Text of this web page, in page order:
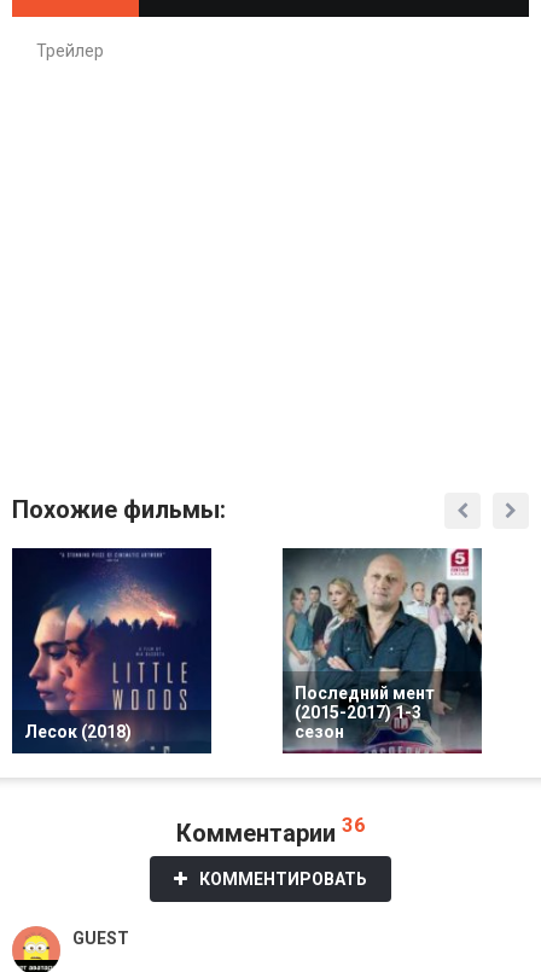
Трейлер
Похожие фильмы:
Лесок (2018)
Последний мент
(2015-2017) 1-3
сезон
Комментарии 36
КОММЕНТИРОВАТЬ
GUEST